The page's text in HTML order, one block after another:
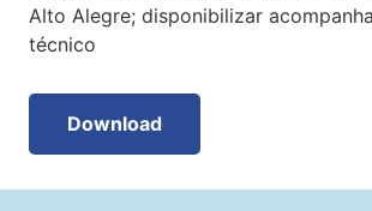
Alto Alegre; disponibilizar
técnico
Download